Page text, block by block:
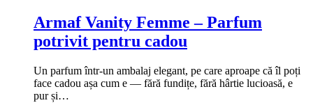
Armaf Vanity Femme – Parfum
potrivit pentru cadou
Un parfum într-un ambalaj elegant, pe care aproape că îl poți
face cadou așa cum e — fără fundițe, fără hârtie lucioasă, e
pur și…